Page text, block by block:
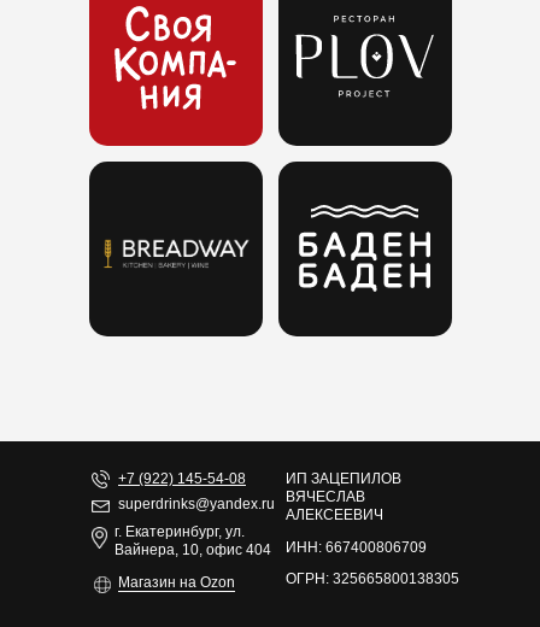
ИП ЗАЦЕПИЛОВ
ВЯЧЕСЛАВ
АЛЕКСЕЕВИЧ
ИНН: 667400806709
ОГРН: 325665800138305
superdrinks@yandex.ru
+7 (922) 145-54-08
г. Екатеринбург, ул.
Вайнера, 10, офис 404
Магазин на Ozon